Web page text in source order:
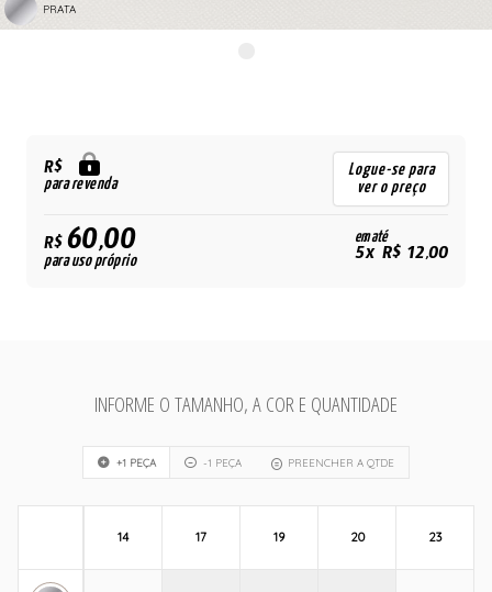
PRATA
R$
para revenda
Logue-se para
ver o preço
R$60,00
para uso próprio
em até
5x R$ 12,00
INFORME O TAMANHO, A COR E QUANTIDADE
+1 PEÇA -1 PEÇA PREENCHER A QTDE
14 17 19 20 23